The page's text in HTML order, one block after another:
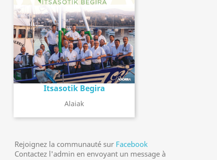
Itsasotik Begira
Alaiak
Rejoignez la communauté sur Facebook
Contactez l'admin en envoyant un message à